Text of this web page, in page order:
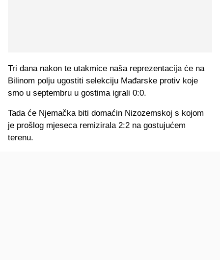
Tri dana nakon te utakmice naša reprezentacija će na
Bilinom polju ugostiti selekciju Mađarske protiv koje
smo u septembru u gostima igrali 0:0.
Tada će Njemačka biti domaćin Nizozemskoj s kojom
je prošlog mjeseca remizirala 2:2 na gostujućem
terenu.